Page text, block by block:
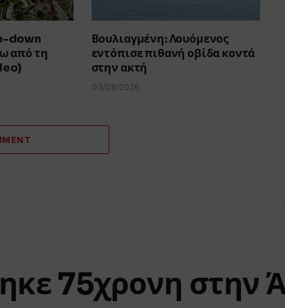
down
από τη
Βουλιαγμένη: Λουόμενος
εντόπισε πιθανή οβίδα κοντά
στην ακτή
03/08/2026
75χρονη στην